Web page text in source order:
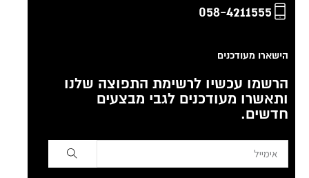
058-4211555
הישארו מעודכנים
הרשמו עכשיו לרשימת התפוצה שלנו
ותאשרו מעודכנים לגבי מבצעים
חדשים.